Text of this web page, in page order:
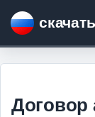
Договор